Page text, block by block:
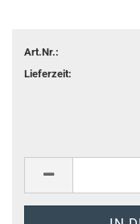
Art.Nr.:
Lieferzeit: